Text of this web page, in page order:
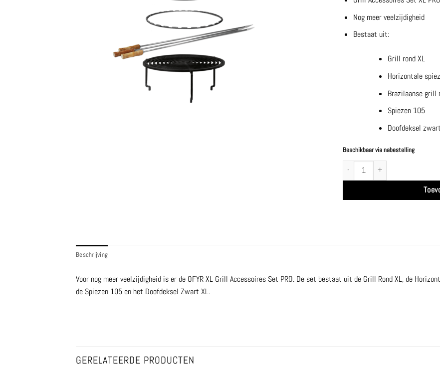
Nog meer veelzijdigheid
Bestaat uit:
Grill rond XL
Horizontale
Brazilaanse grill
Spiezen 105
Doofdeksel
Beschikbaar via nabestelling
Grill Accessoires Set XL PRO - Ofyr
Beschrijving
Voor nog meer veelzijdigheid is er de OFYR XL Grill Accessoires Set PRO. De set bestaat uit de Grill Rond XL, de
de Spiezen 105 en het Doofdeksel Zwart XL.
GERELATEERDE PRODUCTEN